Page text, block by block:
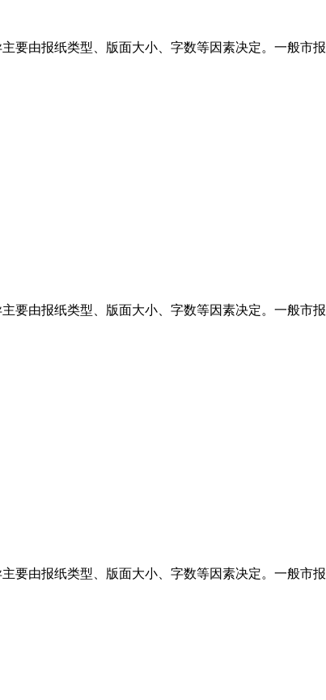
要由报纸类型、版面大小、字数等因素决定。一般市
要由报纸类型、版面大小、字数等因素决定。一般市
要由报纸类型、版面大小、字数等因素决定。一般市